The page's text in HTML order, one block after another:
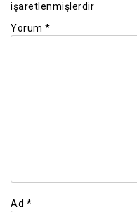
işaretlenmişlerdir
Yorum *
Ad *